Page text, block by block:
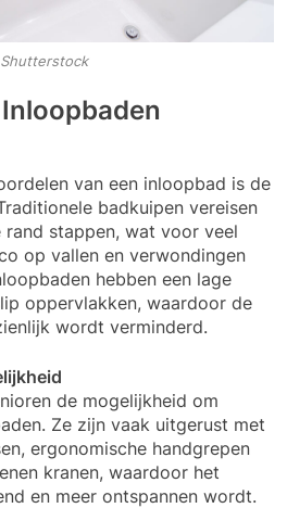
Shutterstock
van een inloopbad is de
badkuipen vereisen
stappen, wat voor veel
op vallen en verwondingen
hebben een lage
oppervlakken, waardoor de
wordt verminderd.
de mogelijkheid om
Ze zijn vaak uitgerust met
ergonomische handgrepen
kranen, waardoor het
en meer ontspannen wordt.